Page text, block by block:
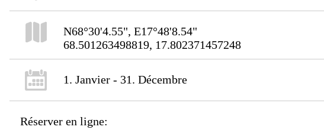
N68°30'4.55", E17°48'8.54"
68.501263498819, 17.802371457248
1. Janvier - 31. Décembre
Réserver en ligne: